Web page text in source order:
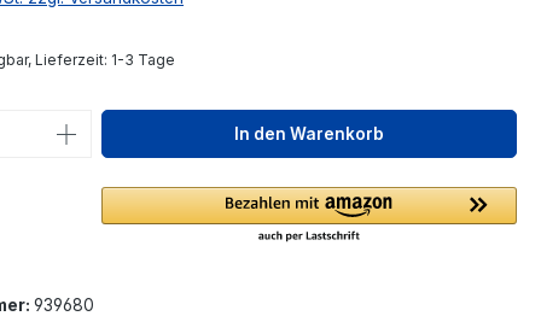
Lieferzeit: 1-3 Tage
Anzahl: Gib den gewünschten Wert
In den Warenkorb
939680